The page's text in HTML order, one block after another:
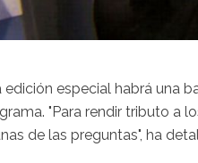
edición especial habrá una
"Para rendir tributo a
de las preguntas", ha